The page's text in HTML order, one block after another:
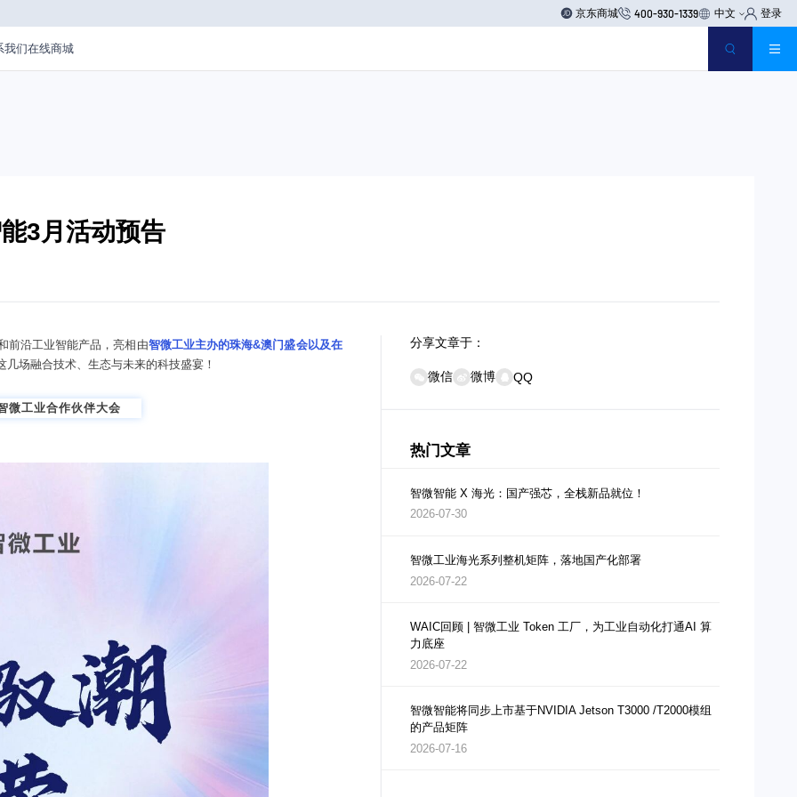
京东商城 400-930-1339 中文 登录
我们在线商城
3月活动预告
前沿工业智能产品，亮相由智微工业主办的珠海&澳门盛会以及在
几场融合技术、生态与未来的科技盛宴！
微工业合作伙伴大会
分享文章于：
微信 微博 QQ
热门文章
智微智能 X 海光：国产强芯，全栈新品就位！
2026-07-30
智微工业海光系列整机矩阵，落地国产化部署
2026-07-22
WAIC回顾 | 智微工业 Token 工厂，为工业自动化打通AI 算
力底座
2026-07-22
智微智能将同步上市基于NVIDIA Jetson T3000 /T2000模组
的产品矩阵
2026-07-16